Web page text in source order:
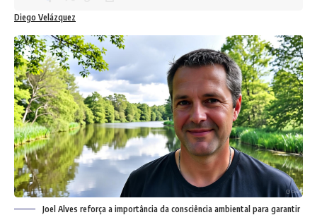
Diego Velázquez
Joel Alves reforça a importância da consciência ambiental para garantir